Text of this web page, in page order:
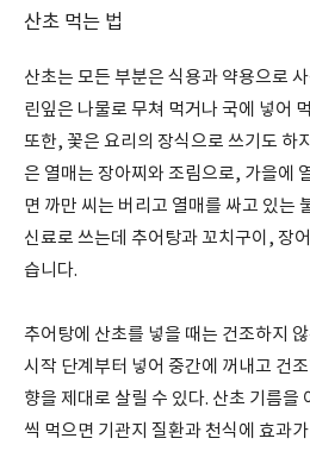
산초 먹는 법
산초는 모든 부분은 식용과 약용으로
린잎은 나물로 무쳐 먹거나 국에 넣어
또한, 꽃은 요리의 장식으로 쓰기도 하
은 열매는 장아찌와 조림으로, 가을에
면 까만 씨는 버리고 열매를 싸고 있는
신료로 쓰는데 추어탕과 꼬치구이, 장
습니다.
추어탕에 산초를 넣을 때는 건조하지
시작 단계부터 넣어 중간에 꺼내고 건
향을 제대로 살릴 수 있다. 산초 기름을
씩 먹으면 기관지 질환과 천식에 효과